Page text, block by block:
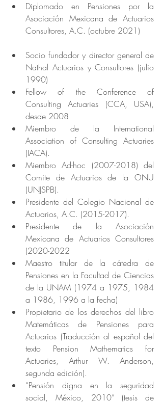
Diplomado en Pensiones por la
Asociación Mexicana de Actuarios
Consultores, A.C. (octubre 2021)
Socio fundador y director general de
Nathal Actuarios y Consultores (julio
1990)
Fellow of the Conference of
Consulting Actuaries (CCA, USA),
desde 2008
Miembro de la International
Association of Consulting Actuaries
(IACA).
Miembro Ad-hoc (2007-2018) del
Comite de Actuarios de la ONU
(UNJSPB).
Presidente del Colegio Nacional de
Actuarios, A.C. (2015-2017).
Presidente de la Asociación
Mexicana de Actuarios Consultores
(2020-2022
Maestro titular de la cátedra de
Pensiones en la Facultad de Ciencias
de la UNAM (1974 a 1975, 1984
a 1986, 1996 a la fecha)
Propietario de los derechos del libro
Matemáticas de Pensiones para
Actuarios (Traducción al español del
texto Pension Mathematics for
Actuaries, Arthur W. Anderson,
segunda edición).
“Pensión digna en la seguridad
social, México, 2010” (tesis de